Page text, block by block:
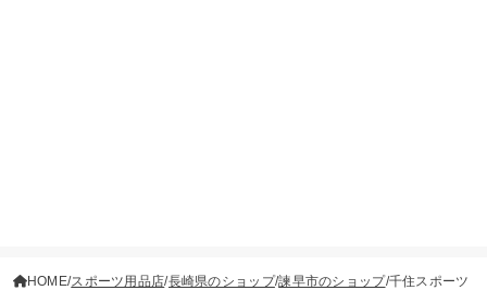
HOME スポーツ用品店 長崎県のショップ 諫早市のショップ 千住スポーツ